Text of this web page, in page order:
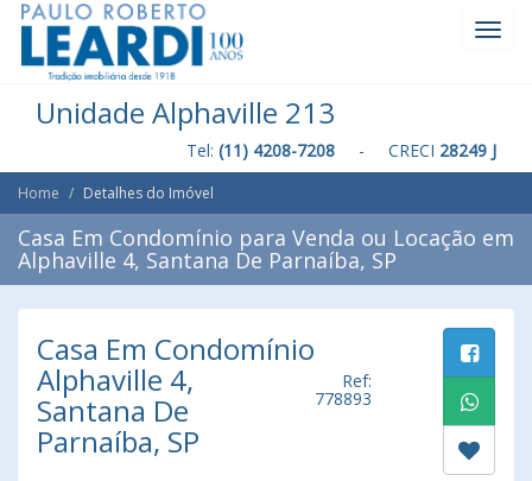
Unidade Alphaville 213
Tel: (11) 4208-7208 - CRECI 28249 J
Home Detalhes do Imóvel
Casa Em Condomínio para Venda ou Locação em
Alphaville 4, Santana De Parnaíba, SP
Casa Em Condomínio
Alphaville 4,
Santana De
Parnaíba, SP
Ref:
778893